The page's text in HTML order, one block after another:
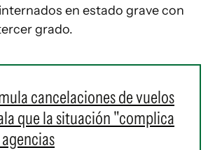
en estado grave con
grado.
cancelaciones de vuelos
que la situación "complica